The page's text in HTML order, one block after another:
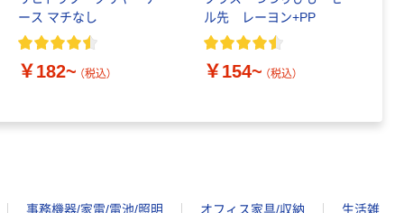
ース マチなし
￥182~ （税込）
ル先 レーヨン+PP
￥154~ （税込）
事務機器/家電/電池/照明 オフィス家具/収納 生活雑